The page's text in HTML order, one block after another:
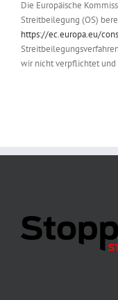
Die Europäische
Streitbeilegung (OS)
https://ec.europa.eu/
wir nicht verpflichtet und